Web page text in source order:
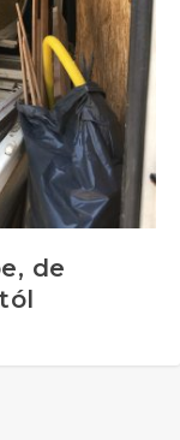
de